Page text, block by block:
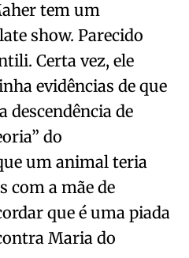
tem um
show. Parecido
Certa vez, ele
evidências de que
descendência de
do
um animal teria
com a mãe de
que é uma piada
Maria do